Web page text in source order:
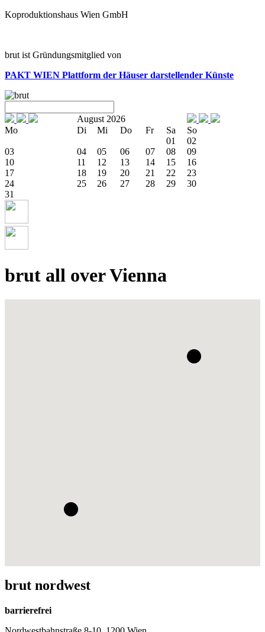
Koproduktionshaus Wien GmbH
brut ist Gründungsmitglied von
PAKT WIEN Plattform der Häuser darstellender Künste
August 2026
Mo
Di Mi Do Fr Sa
So
01
02
03
04 05 06 07 08
09
10
11 12 13 14 15
16
17
18 19 20 21 22
23
24
25 26 27 28 29
30
31
brut all over Vienna
brut nordwest
barrierefrei